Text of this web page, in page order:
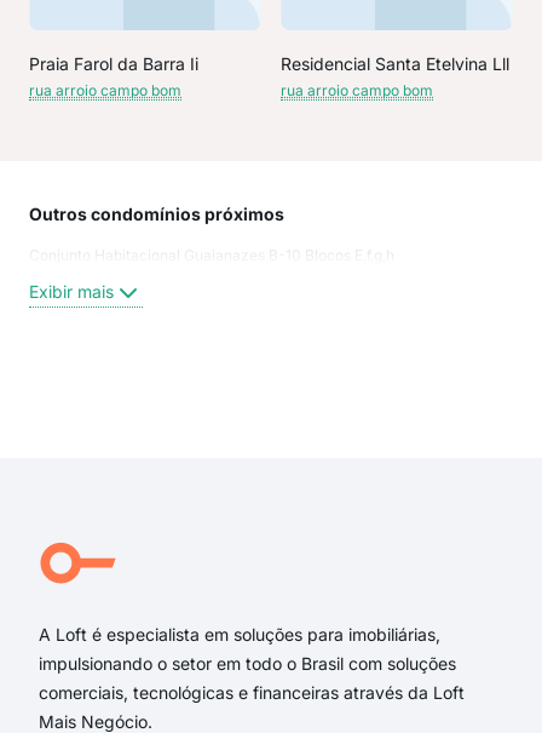
Praia Farol da Barra Ii
rua arroio campo bom
Residencial Santa Etelvina Lll
rua arroio campo bom
Outros condomínios próximos
Conjunto Habitacional Guaianazes B-10 Blocos E,f,g,h
Exibir mais
A Loft é especialista em soluções para imobiliárias,
impulsionando o setor em todo o Brasil com soluções
comerciais, tecnológicas e financeiras através da Loft
Mais Negócio.